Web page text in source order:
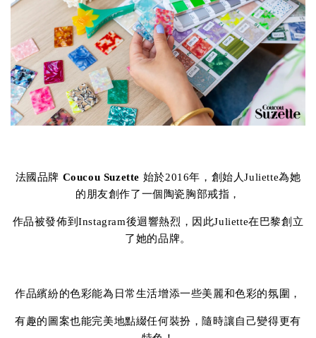
法國品牌 Coucou Suzette 始於2016年，創始人Juliette為她
的朋友創作了一個陶瓷胸部戒指，
作品被發佈到Instagram後迴響熱烈，因此Juliette在巴黎創立
了她的品牌。
作品繽紛的色彩能為日常生活增添一些美麗和色彩的氛圍，
有趣的圖案也能完美地點綴任何裝扮，隨時讓自己變得更有